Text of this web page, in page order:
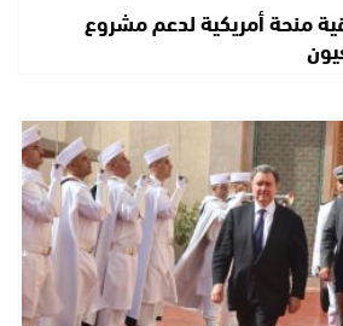
منحة أمريكية لدعم مشروع